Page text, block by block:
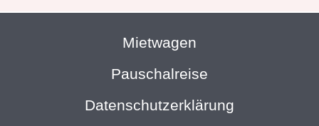
Mietwagen
Pauschalreise
Datenschutzerklärung